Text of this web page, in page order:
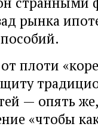
рынка
плоти
— опять
«чтобы